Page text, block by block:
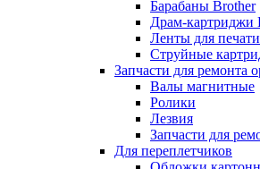
Барабаны Brother
Драм-картриджи
Ленты для
Струйные
Запчасти для ремонта
Валы магнитные
Ролики
Лезвия
Запчасти для
Для переплетчиков